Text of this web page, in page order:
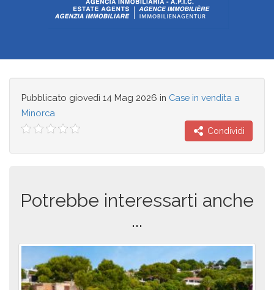
Pubblicato giovedì 14 Mag 2026 in Case in vendita a
Minorca
Condividi
Potrebbe interessarti anche
...